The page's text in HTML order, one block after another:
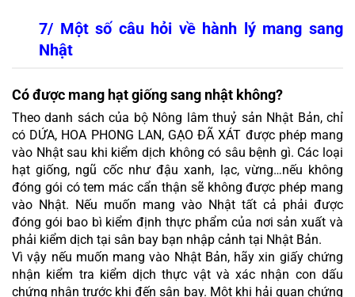
7/ Một số câu hỏi về hành lý mang sang
Nhật
Có được mang hạt giống sang nhật không?
Theo danh sách của bộ Nông lâm thuỷ sản Nhật Bản, chỉ
có DỨA, HOA PHONG LAN, GẠO ĐÃ XÁT được phép mang
vào Nhật sau khi kiểm dịch không có sâu bệnh gì. Các loại
hạt giống, ngũ cốc như đậu xanh, lạc, vừng…nếu không
đóng gói có tem mác cẩn thận sẽ không được phép mang
vào Nhật. Nếu muốn mang vào Nhật tất cả phải được
đóng gói bao bì kiểm định thực phẩm của nơi sản xuất và
phải kiểm dịch tại sân bay bạn nhập cảnh tại Nhật Bản.
Vì vậy nếu muốn mang vào Nhật Bản, hãy xin giấy chứng
nhận kiểm tra kiểm dịch thực vật và xác nhận con dấu
chứng nhận trước khi đến sân bay. Một khi hải quan chứng